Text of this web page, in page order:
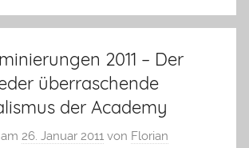
2011 – Der
überraschende
der Academy
26. Januar 2011 von Florian